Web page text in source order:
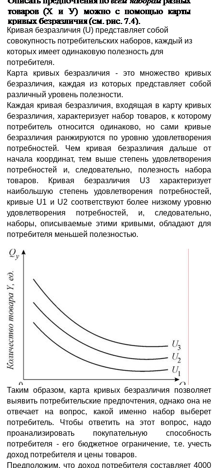
Кривая безразличия (U) представляет собой
совокупность потребительских наборов, каждый из
которых имеет одинаковую полезность для
потребителя.
Карта кривых безразличия - это множество кривых
безразличия, каждая из которых представляет собой
различный уровень полезности.
Каждая кривая безразличия, входящая в карту кривых
безразличия, характеризует набор товаров, к которому
потребитель относится одинаково, но сами кривые
безразличия ранжируются по уровню удовлетворения
потребностей. Чем кривая безразличия дальше от
начала координат, тем выше степень удовлетворения
потребностей и, следовательно, полезность набора
товаров. Кривая безразличия U3 характеризует
наибольшую степень удовлетворения потребностей,
кривые U1 и U2 соответствуют более низкому уровню
удовлетворения потребностей, и, следовательно,
наборы, описываемые этими кривыми, обладают для
потребителя меньшей полезностью.
Рис. 7.4. Карта кривых безразличия
Таким образом, карта кривых безразличия позволяет
выявить потребительские предпочтения, однако она не
отвечает на вопрос, какой именно набор выберет
потребитель. Чтобы ответить на этот вопрос, надо
проанализировать покупательную способность
потребителя - его бюджетное ограничение, т.е. учесть
доход потребителя и цены товаров.
Предположим, что доход потребителя составляет 4000